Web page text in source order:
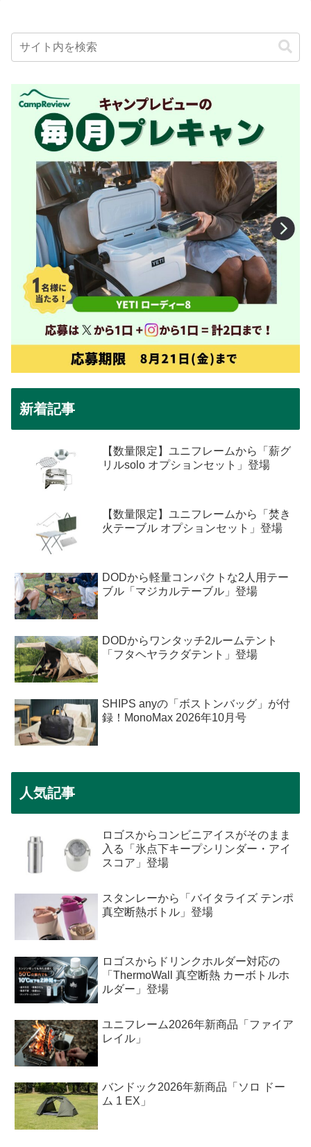
新着記事
【数量限定】ユニフレームから「薪グ
リルsolo オプションセット」登場
【数量限定】ユニフレームから「焚き
火テーブル オプションセット」登場
DODから軽量コンパクトな2人用テー
ブル「マジカルテーブル」登場
DODからワンタッチ2ルームテント
「フタヘヤラクダテント」登場
SHIPS anyの「ボストンバッグ」が付
録！MonoMax 2026年10月号
人気記事
ロゴスからコンビニアイスがそのまま
入る「氷点下キープシリンダー・アイ
スコア」登場
スタンレーから「バイタライズ テンポ
真空断熱ボトル」登場
ロゴスからドリンクホルダー対応の
「ThermoWall 真空断熱 カーボトルホ
ルダー」登場
ユニフレーム2026年新商品「ファイア
レイル」
バンドック2026年新商品「ソロ ドー
ム 1 EX」